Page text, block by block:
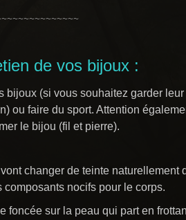
de vos bijoux :
bijoux (si vous souhaitez garder
ou faire du sport. Attention
le bijou (fil et pierre).
changer de teinte naturellement
nocifs pour le corps.
foncée sur la peau qui part en